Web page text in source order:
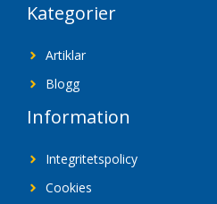
Kategorier
Artiklar
Blogg
Information
Integritetspolicy
Cookies